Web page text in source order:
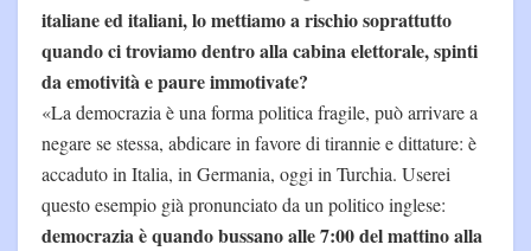
italiane ed italiani, lo mettiamo a rischio soprattutto
quando ci troviamo dentro alla cabina elettorale, spinti
da emotività e paure immotivate?
«La democrazia è una forma politica fragile, può arrivare a
negare se stessa, abdicare in favore di tirannie e dittature: è
accaduto in Italia, in Germania, oggi in Turchia. Userei
questo esempio già pronunciato da un politico inglese:
democrazia è quando bussano alle 7:00 del mattino alla